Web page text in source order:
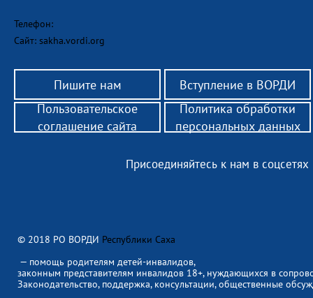
Телефон:
Сайт: sakha.vordi.org
Пишите нам Вступление в ВОРДИ
© 2018 РО ВОРДИ Республики Саха
— помощь родителям детей-инвалидов,
законным представителям инвалидов 18+, нуждающихся в
Законодательство, поддержка, консультации, общественные
Присоединяйтесь к нам в соцсетях
Пользовательское
соглашение сайта
Политика обработки
персональных данных